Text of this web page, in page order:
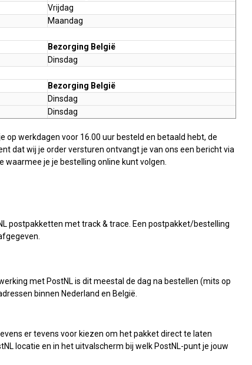
Vrijdag
Maandag
Bezorging België
Dinsdag
Bezorging België
Dinsdag
Dinsdag
op werkdagen voor 16.00 uur besteld en betaald hebt, de
dat wij je order versturen ontvangt je van ons een bericht via
je je bestelling online kunt volgen.
postpakketten met track & trace. Een postpakket/bestelling
met PostNL is dit meestal de dag na bestellen (mits op
binnen Nederland en België.
er tevens voor kiezen om het pakket direct te laten
locatie en in het uitvalscherm bij welk PostNL-punt je jouw